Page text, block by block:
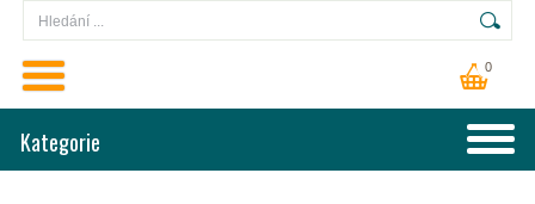
0
Kategorie